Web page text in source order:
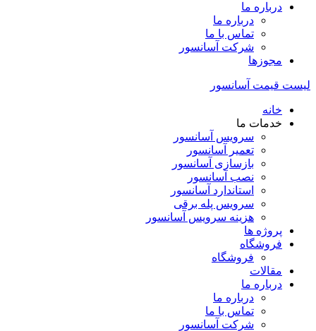
درباره ما
درباره ما
تماس با ما
شرکت آسانسور
مجوزها
لیست قیمت آسانسور
خانه
خدمات ما
سرویس آسانسور
تعمیر آسانسور
بازسازی آسانسور
نصب آسانسور
استاندارد آسانسور
سرویس پله برقی
هزینه سرویس آسانسور
پروژه ها
فروشگاه
فروشگاه
مقالات
درباره ما
درباره ما
تماس با ما
شرکت آسانسور